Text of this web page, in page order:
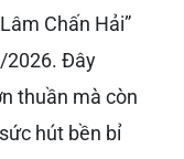
Chấn Hải”
2026. Đây
thuần mà còn
hút bền bỉ